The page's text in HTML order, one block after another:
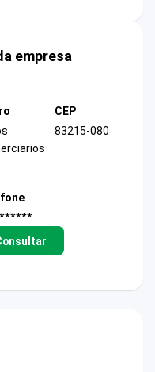
empresa
CEP
83215-080